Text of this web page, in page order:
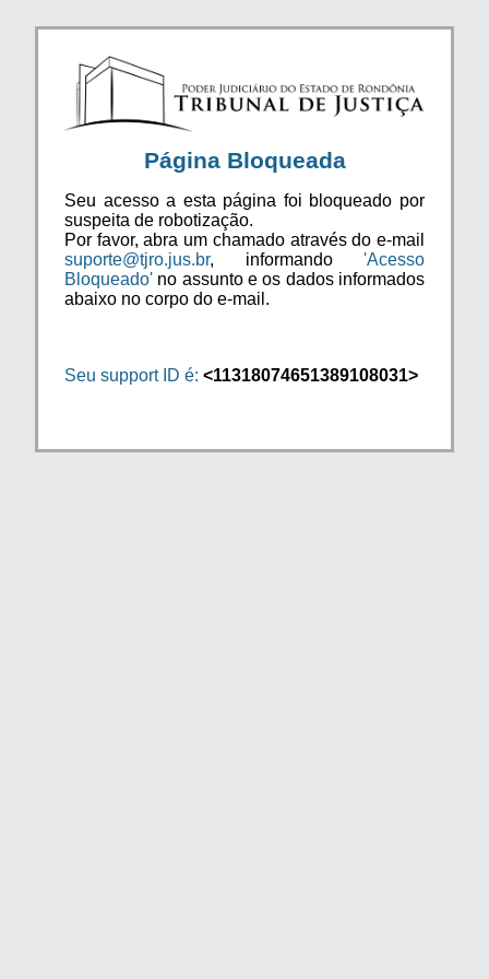
Página Bloqueada
Seu acesso a esta página foi bloqueado por
suspeita de robotização.
Por favor, abra um chamado através do e-mail
suporte@tjro.jus.br, informando 'Acesso
Bloqueado' no assunto e os dados informados
abaixo no corpo do e-mail.
Seu support ID é: <11318074651389108031>